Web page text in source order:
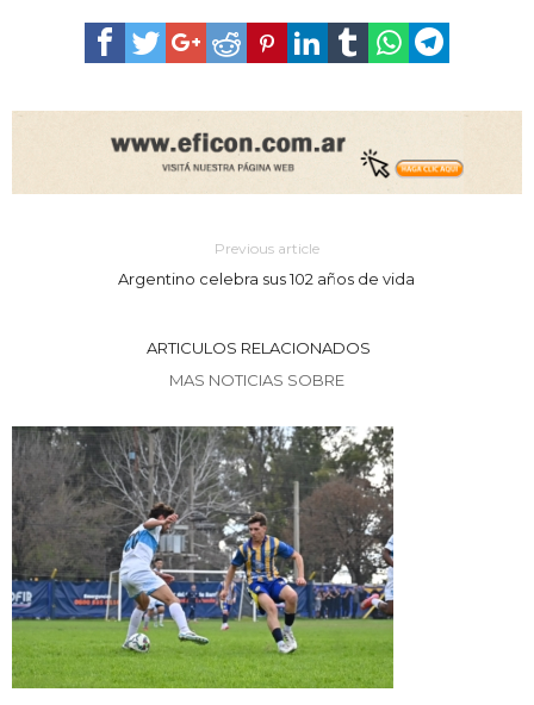
Previous article
Argentino celebra sus 102 años de vida
ARTICULOS RELACIONADOS
MAS NOTICIAS SOBRE